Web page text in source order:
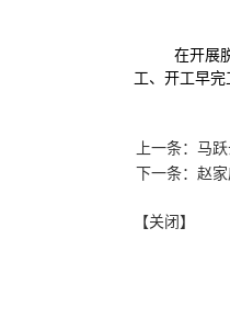
在开展
工、开工早
上一条：马
下一条：赵
【关闭】